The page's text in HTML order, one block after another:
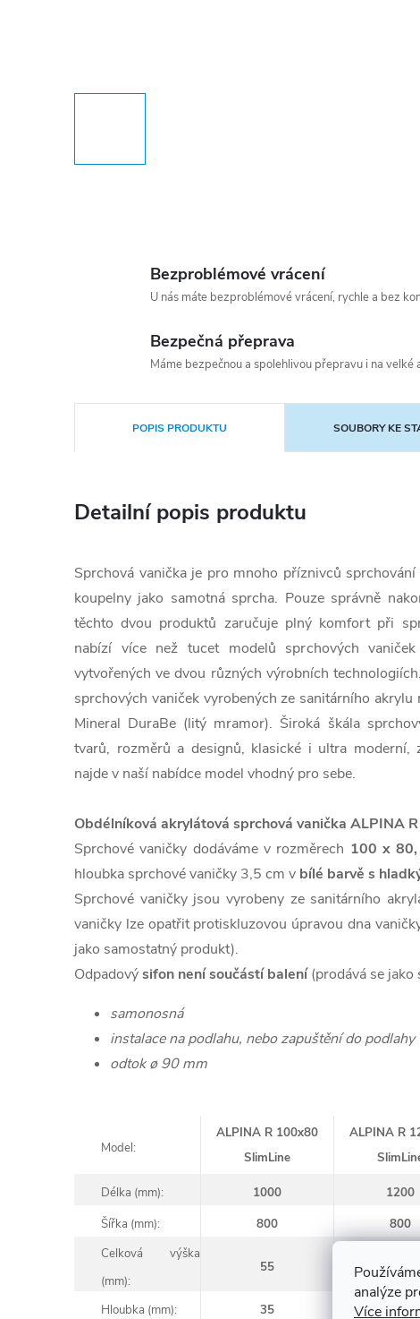
analýze
Více
Bezproblémové vrácení
U nás máte bezproblémové vrácení, rychle a bez
Bezpečná přeprava
Máme bezpečnou a spolehlivou přepravu i na velké
POPIS PRODUKTU SOUBORY KE
Detailní popis produktu
Sprchová vanička je pro mnoho příznivců
koupelny jako samotná sprcha. Pouze správně
těchto dvou produktů zaručuje plný komfort při
nabízí více než tucet modelů sprchových
vytvořených ve dvou různých výrobních
sprchových vaniček vyrobených ze sanitárního
Mineral DuraBe (litý mramor). Široká škála
tvarů, rozměrů a designů, klasické i ultra moderní,
najde v naší nabídce model vhodný pro sebe.
Obdélníková akrylátová sprchová vanička ALPINA
Sprchové vaničky dodáváme v rozměrech 100 x
hloubka sprchové vaničky 3,5 cm v bílé barvě s
Sprchové vaničky jsou vyrobeny ze sanitárního
vaničky lze opatřit protiskluzovou úpravou dna
jako samostatný produkt).
Odpadovýsifon není součástí balení(prodává se jako
samonosná
instalace na podlahu, nebo zapuštění do podlahy
odtok ø 90 mm
Model:
ALPINA R 100x80
SlimLine
ALPINA R
Délka (mm): 1000 1200
Šířka (mm):
800 800
Celková výška
(mm):
55 55
Hloubka (mm): 35 35